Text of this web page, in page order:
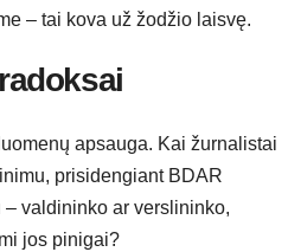
– tai kova už žodžio laisvę.
apsauga. Kai žurnalistai
prisidengiant BDAR
valdininko ar verslininko,
jos pinigai?